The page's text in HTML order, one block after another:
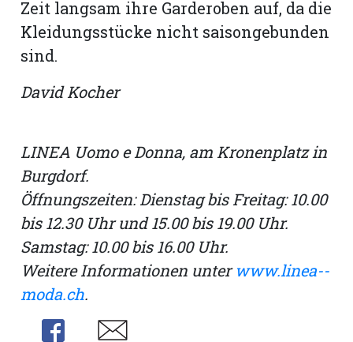
Zeit langsam ihre Garderoben auf, da die
Kleidungsstücke nicht saisongebunden
sind.
David Kocher
LINEA Uomo e Donna, am Kronenplatz in
Burgdorf.
Öffnungszeiten: Dienstag bis Freitag: 10.00
bis 12.30 Uhr und 15.00 bis 19.00 Uhr.
Samstag: 10.00 bis 16.00 Uhr.
Weitere Informationen unterwww.linea-­
moda.ch.
Share
Share